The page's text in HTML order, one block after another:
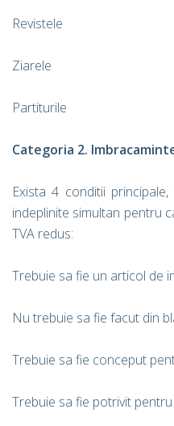
Revistele
Ziarele
Partiturile
Categoria 2.
Exista 4 conditii
indeplinite simultan pentru
TVA redus:
Trebuie sa fie un articol de
Nu trebuie sa fie facut din
Trebuie sa fie conceput
Trebuie sa fie potrivit